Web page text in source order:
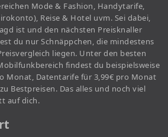
Mode & Fashion, Handytarife,
Reise & Hotel uvm. Sei dabei,
ist und den nächsten Preisknaller
du nur Schnäppchen, die mindestens
liegen. Unter den besten
findest du beispielsweise
Monat, Datentarife für 3,99€ pro Monat
Bestpreisen. Das alles und noch viel
auf dich.